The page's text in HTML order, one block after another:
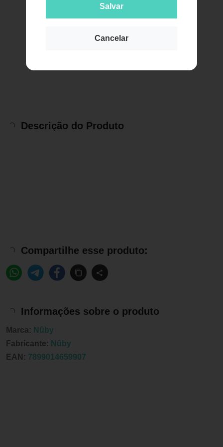
Salvar
Cancelar
Descrição do Produto
Compartilhe esse produto:
Informações sobre o produto
Marca: Nûby
Fabricante: Nûby
EAN: 7899014659907